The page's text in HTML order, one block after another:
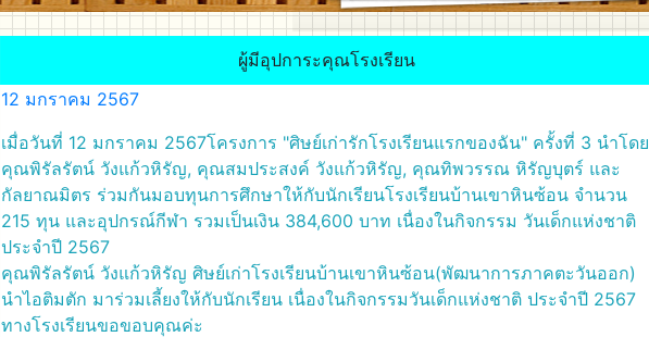
ผู้มีอุปการะคุณโรงเรียน
12 มกราคม 2567
เมื่อวันที่ 12 มกราคม 2567โครงการ "ศิษย์เก่ารักโรงเรียนแรกของฉัน" ครั้งที่ 3 นำโดย
คุณพิรัลรัตน์ วังแก้วหิรัญ, คุณสมประสงค์ วังแก้วหิรัญ, คุณทิพวรรณ หิรัญบุตร์ และ
กัลยาณมิตร ร่วมกันมอบทุนการศึกษาให้กับนักเรียนโรงเรียนบ้านเขาหินซ้อน จำนวน
215 ทุน และอุปกรณ์กีฬา รวมเป็นเงิน 384,600 บาท เนื่องในกิจกรรม วันเด็กแห่งชาติ
ประจำปี 2567
คุณพิรัลรัตน์ วังแก้วหิรัญ ศิษย์เก่าโรงเรียนบ้านเขาหินซ้อน(พัฒนาการภาคตะวันออก)
นำไอติมตัก มาร่วมเลี้ยงให้กับนักเรียน เนื่องในกิจกรรมวันเด็กแห่งชาติ ประจำปี 2567
ทางโรงเรียนขอขอบคุณค่ะ